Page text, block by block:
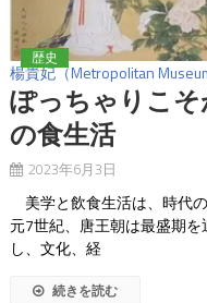
楊貴妃（Metropolitan
歴史
ぽっちゃりこ
の食生活
2023年6月3日
美学と飲食生活は、時代
元7世紀、唐王朝は最盛期
し、文化、経
続きを読む